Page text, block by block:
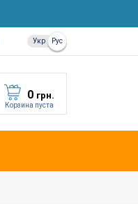
Укр Рус
0 грн.
Корзина пуста